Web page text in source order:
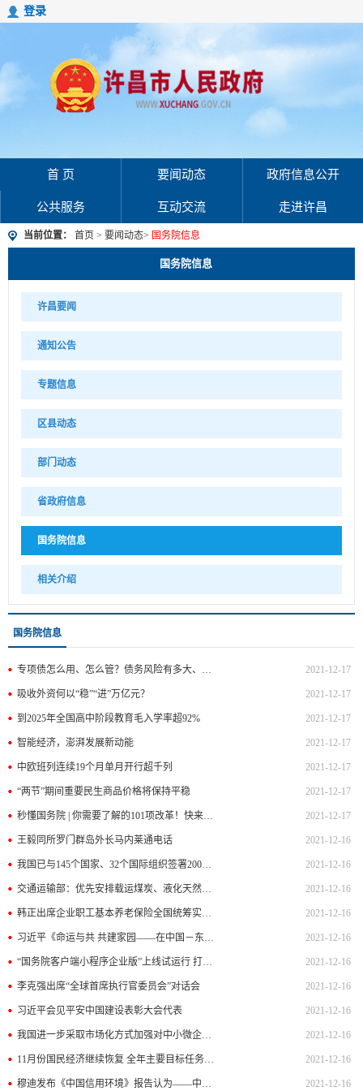
登录
首 页 要闻动态 政府信息公开
公共服务 互动交流 走进许昌
当前位置： 首页 > 要闻动态> 国务院信息
国务院信息
许昌要闻
通知公告
专题信息
区县动态
部门动态
省政府信息
国务院信息
相关介绍
国务院信息
专项债怎么用、怎么管？债务风险有多大、如何防？——财政部详解地方政府债务管理热点问题 2021-12-17
吸收外资何以“稳”“进”万亿元？ 2021-12-17
到2025年全国高中阶段教育毛入学率超92% 2021-12-17
智能经济，澎湃发展新动能 2021-12-17
中欧班列连续19个月单月开行超千列 2021-12-17
“两节”期间重要民生商品价格将保持平稳 2021-12-17
秒懂国务院 | 你需要了解的101项改革！快来看国务院这份新文件 2021-12-17
王毅同所罗门群岛外长马内莱通电话 2021-12-16
我国已与145个国家、32个国际组织签署200多份共建“一带一路”合作文件 2021-12-16
交通运输部：优先安排载运煤炭、液化天然气和液化石油气船舶进出港和装卸作业 2021-12-16
韩正出席企业职工基本养老保险全国统筹实施工作电视电话会议并讲话 2021-12-16
习近平《命运与共 共建家园——在中国－东盟建立对话关系30周年纪念峰会上的讲话》单行本出版 2021-12-16
“国务院客户端小程序企业版”上线试运行 打造权威便捷的市场主体政策信息服务平台 2021-12-16
李克强出席“全球首席执行官委员会”对话会 2021-12-16
习近平会见平安中国建设表彰大会代表 2021-12-16
我国进一步采取市场化方式加强对中小微企业的金融支持 2021-12-16
11月份国民经济继续恢复 全年主要目标任务有望较好实现 2021-12-16
穆迪发布《中国信用环境》报告认为——中国对外资仍具吸引力 2021-12-16